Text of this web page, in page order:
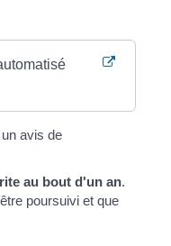
avis de
au bout d'un an.
poursuivi et que